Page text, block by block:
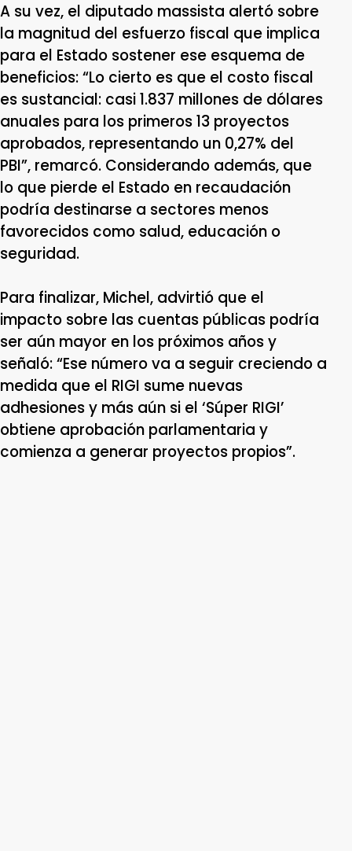
A su vez, el diputado massista alertó sobre
la magnitud del esfuerzo fiscal que implica
para el Estado sostener ese esquema de
beneficios: “Lo cierto es que el costo fiscal
es sustancial: casi 1.837 millones de dólares
anuales para los primeros 13 proyectos
aprobados, representando un 0,27% del
PBI”, remarcó. Considerando además, que
lo que pierde el Estado en recaudación
podría destinarse a sectores menos
favorecidos como salud, educación o
seguridad.
Para finalizar, Michel, advirtió que el
impacto sobre las cuentas públicas podría
ser aún mayor en los próximos años y
señaló: “Ese número va a seguir creciendo a
medida que el RIGI sume nuevas
adhesiones y más aún si el ‘Súper RIGI’
obtiene aprobación parlamentaria y
comienza a generar proyectos propios”.